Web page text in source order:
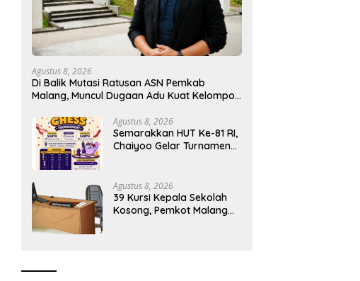
Agustus 8, 2026
Di Balik Mutasi Ratusan ASN Pemkab
Malang, Muncul Dugaan Adu Kuat Kelompok
Agustus 8, 2026
Semarakkan HUT Ke-81 RI,
Chaiyoo Gelar Turnamen
Agustus 8, 2026
39 Kursi Kepala Sekolah
Kosong, Pemkot Malang